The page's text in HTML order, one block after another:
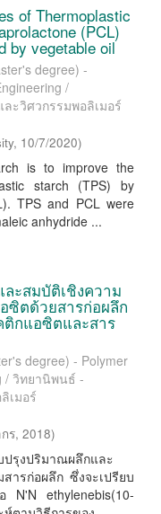
of Thermoplastic
(PCL)
by vegetable oil
degree) -
/
ะวิศวกรรมพอลิเมอร์
, 10/7/2020)
is to improve the
starch (TPS) by
TPS and PCL were
anhydride ...
ะสมบัติเชิงความ
ซิตด้วยสารก่อผลึก
ติกแอซิตและสาร
degree) - Polymer
/ วิทยานิพนธ์ -
เมอร์
ร, 2018)
ปรุงปริมาณผลึกและ
ารก่อผลึก ซึ่งจะเปรียบ
N'N ethylenebis(10-